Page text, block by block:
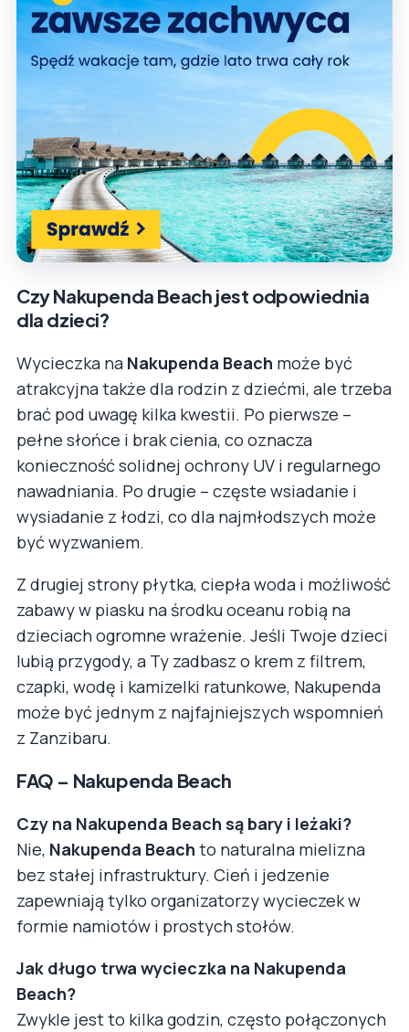
Czy Nakupenda Beach jest odpowiednia
dla dzieci?
Wycieczka na Nakupenda Beach może być
atrakcyjna także dla rodzin z dziećmi, ale trzeba
brać pod uwagę kilka kwestii. Po pierwsze –
pełne słońce i brak cienia, co oznacza
konieczność solidnej ochrony UV i regularnego
nawadniania. Po drugie – częste wsiadanie i
wysiadanie z łodzi, co dla najmłodszych może
być wyzwaniem.
Z drugiej strony płytka, ciepła woda i możliwość
zabawy w piasku na środku oceanu robią na
dzieciach ogromne wrażenie. Jeśli Twoje dzieci
lubią przygody, a Ty zadbasz o krem z filtrem,
czapki, wodę i kamizelki ratunkowe, Nakupenda
może być jednym z najfajniejszych wspomnień
z Zanzibaru.
FAQ – Nakupenda Beach
Czy na Nakupenda Beach są bary i leżaki?
Nie, Nakupenda Beach to naturalna mielizna
bez stałej infrastruktury. Cień i jedzenie
zapewniają tylko organizatorzy wycieczek w
formie namiotów i prostych stołów.
Jak długo trwa wycieczka na Nakupenda
Beach?
Zwykle jest to kilka godzin, często połączonych